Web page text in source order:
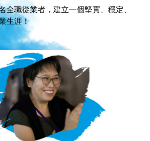
全職從業者，建立一個堅實、穩定、
生涯！